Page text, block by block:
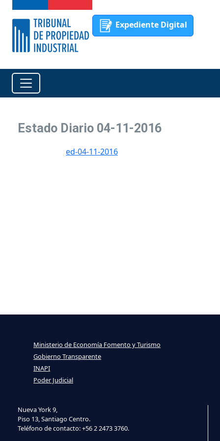
Expediente Digital
Estado Diario 04-11-2016
ed-04-11-2016
Nueva York 9,
Piso 13, Santiago Centro.
Teléfono de contacto: +56 2 2473 3760.
Ministerio de Economía Fomento y Turismo
Gobierno Transparente
INAPI
Poder Judicial